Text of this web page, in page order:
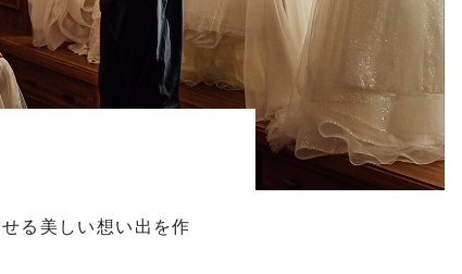
る美しい想い出を作